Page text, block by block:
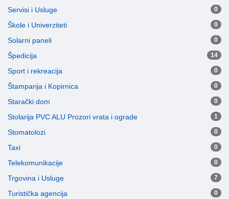
Servisi i Usluge 0
Škole i Univerziteti 0
Solarni paneli 0
Špedicija 14
Sport i rekreacija 0
Štamparija i Kopirnica 0
Starački dom 0
Stolarija PVC ALU Prozori vrata i ograde 1
Stomatolozi 0
Taxi 0
Telekomunikacije 0
Trgovina i Usluge 7
Turistička agencija 0